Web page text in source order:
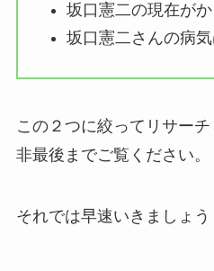
坂口憲二の現在がか
坂口憲二さんの病
この２つに絞ってリサー
非最後までご覧ください。
それでは早速いきましょう